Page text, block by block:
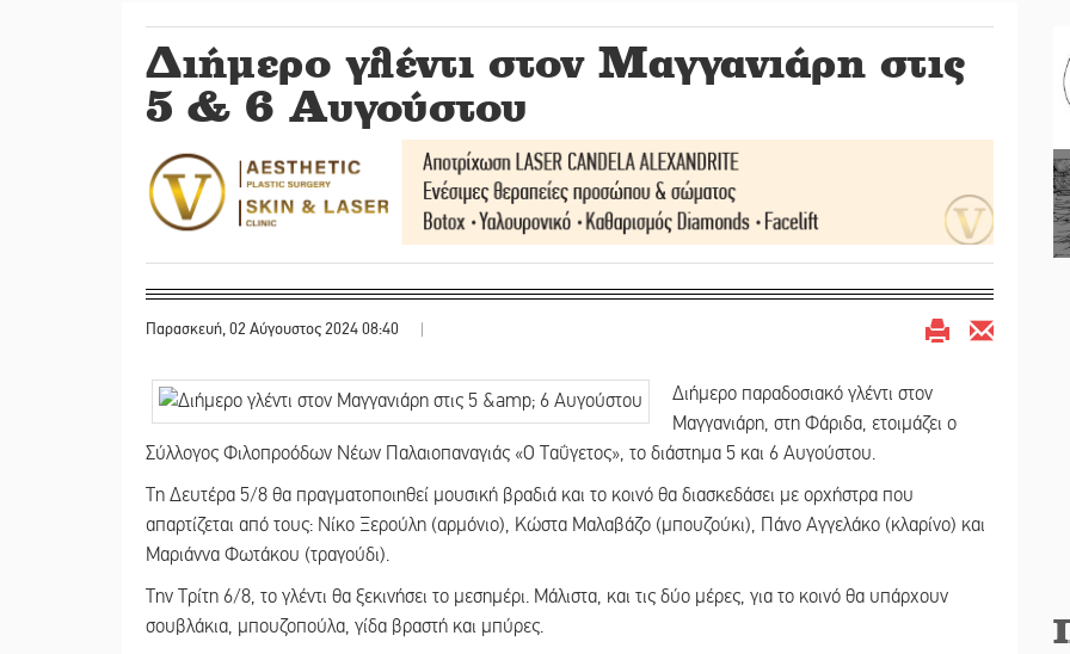
Διήμερο γλέντι στον Μαγγανιάρη στις
5 & 6 Αυγούστου
Παρασκευή, 02 Αύγουστος 2024 08:40 |
Διήμερο παραδοσιακό γλέντι στον
Μαγγανιάρη, στη Φάριδα, ετοιμάζει ο
Σύλλογος Φιλοπροόδων Νέων Παλαιοπαναγιάς «Ο Ταΰγετος», το διάστημα 5 και 6 Αυγούστου.
Τη Δευτέρα 5/8 θα πραγματοποιηθεί μουσική βραδιά και το κοινό θα διασκεδάσει με ορχήστρα που
απαρτίζεται από τους: Νίκο Ξερούλη (αρμόνιο), Κώστα Μαλαβάζο (μπουζούκι), Πάνο Αγγελάκο (κλαρίνο) και
Μαριάννα Φωτάκου (τραγούδι).
Την Τρίτη 6/8, το γλέντι θα ξεκινήσει το μεσημέρι. Μάλιστα, και τις δύο μέρες, για το κοινό θα υπάρχουν
σουβλάκια, μπουζοπούλα, γίδα βραστή και μπύρες.